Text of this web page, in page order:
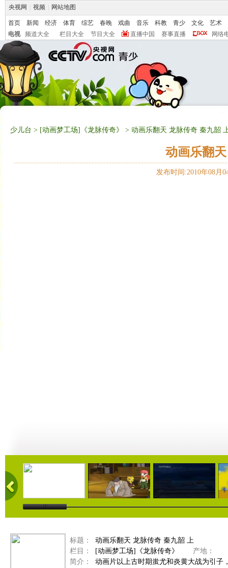
央视网 视频 网站地图
首页 新闻 经济 体育 综艺 春晚 戏曲 音乐 科教 青少 文化
艺术
电视
频道大全 栏目大全 节目大全 直播中国 赛事直播 网络
少儿台 > [动画梦工场]《龙脉传奇》 > 动画乐翻天 龙脉传奇 秦九韶
动画乐翻
发布时间:2010年08月
14:40 14:43 15:23
标题：
动画乐翻天 龙脉传奇 秦九韶 上
栏目：
[动画梦工场]《龙脉传奇》 产地：
简介：
动画片以上古时期蚩尤和炎黄大战为引